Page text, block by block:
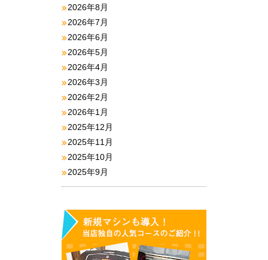
2026年8月
2026年7月
2026年6月
2026年5月
2026年4月
2026年3月
2026年2月
2026年1月
2025年12月
2025年11月
2025年10月
2025年9月